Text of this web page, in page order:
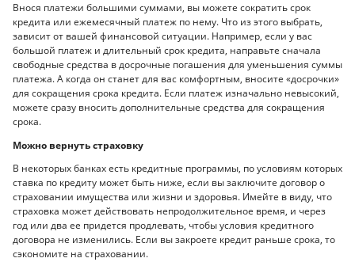
Внося платежи большими суммами, вы можете сократить срок
кредита или ежемесячный платеж по нему. Что из этого выбрать,
зависит от вашей финансовой ситуации. Например, если у вас
большой платеж и длительный срок кредита, направьте сначала
свободные средства в досрочные погашения для уменьшения суммы
платежа. А когда он станет для вас комфортным, вносите «досрочки»
для сокращения срока кредита. Если платеж изначально невысокий,
можете сразу вносить дополнительные средства для сокращения
срока.
Можно вернуть страховку
В некоторых банках есть кредитные программы, по условиям которых
ставка по кредиту может быть ниже, если вы заключите договор о
страховании имущества или жизни и здоровья. Имейте в виду, что
страховка может действовать непродолжительное время, и через
год или два ее придется продлевать, чтобы условия кредитного
договора не изменились. Если вы закроете кредит раньше срока, то
сэкономите на страховании.